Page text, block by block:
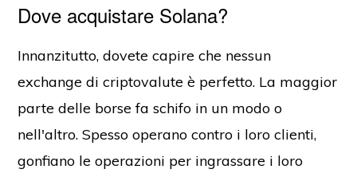
Dove acquistare Solana?
Innanzitutto, dovete capire che nessun
exchange di criptovalute è perfetto. La maggior
parte delle borse fa schifo in un modo o
nell'altro. Spesso operano contro i loro clienti,
gonfiano le operazioni per ingrassare i loro